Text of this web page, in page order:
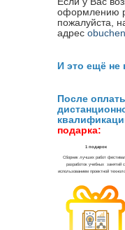
оформлению
пожалуйста,
адрес
И это ещё не
После
подарка: